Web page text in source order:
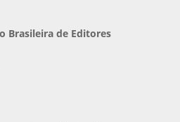
Brasileira de Editores